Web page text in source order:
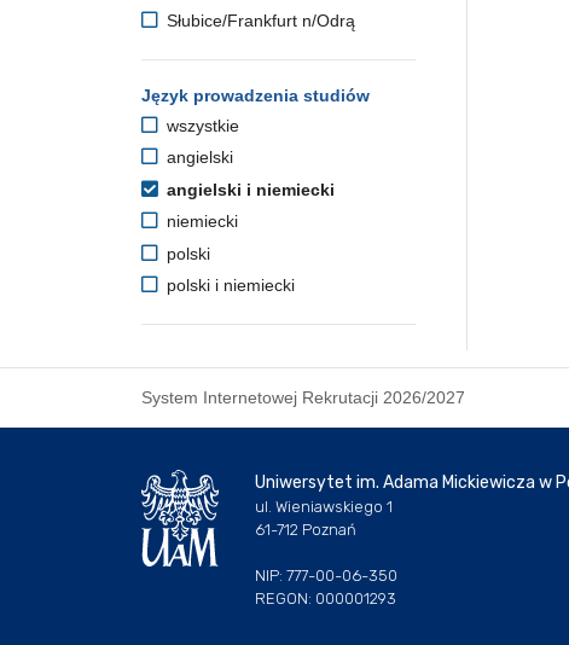
Słubice/Frankfurt n/Odrą
Język prowadzenia studiów
wszystkie
angielski
angielski i niemiecki
niemiecki
polski
polski i niemiecki
System Internetowej Rekrutacji 2026/2027
Uniwersytet im. Adama Mickiewicza w
ul. Wieniawskiego 1
61-712 Poznań
NIP: 777-00-06-350
REGON: 000001293